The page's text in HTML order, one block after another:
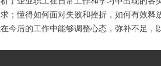
；懂得如何面对失败和挫折，如何有效
今后的工作中能够调整心态，弥补不足，